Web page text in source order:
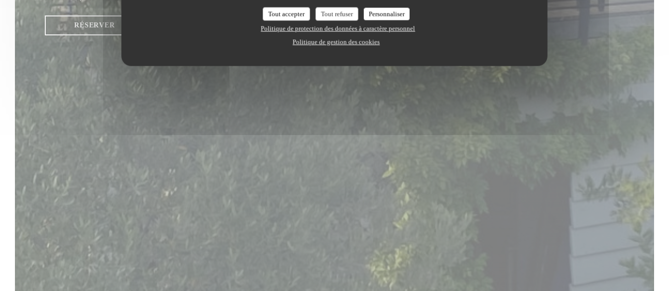
Tout accepter Tout refuser
Personnaliser
Politique de protection des données à caractère personnel
Politique de gestion des cookies
RÉSERVER